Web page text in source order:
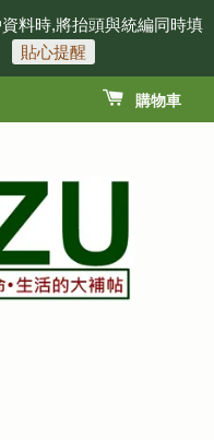
料時,將抬頭與統編同時填
貼心提醒
購物車